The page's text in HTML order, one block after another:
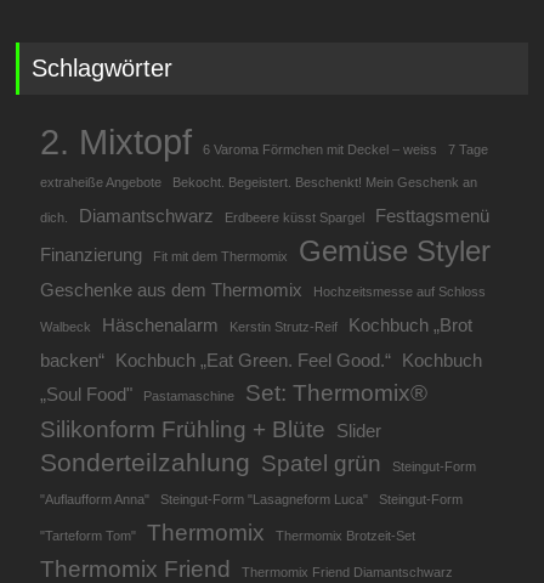
Schlagwörter
2. Mixtopf 6 Varoma Förmchen mit Deckel – weiss 7 Tage
extraheiße Angebote Bekocht. Begeistert. Beschenkt! Mein Geschenk an
dich. Diamantschwarz Erdbeere küsst Spargel
Festtagsmenü
Finanzierung
Fit mit dem Thermomix Gemüse Styler
Geschenke aus dem Thermomix Hochzeitsmesse auf Schloss
Walbeck Häschenalarm Kerstin Strutz-Reif
Kochbuch „Brot
backen“ Kochbuch „Eat Green. Feel Good.“ Kochbuch
„Soul Food"
Pastamaschine
Set: Thermomix®
Silikonform Frühling + Blüte
Slider
Sonderteilzahlung Spatel grün Steingut-Form
"Auflaufform Anna" Steingut-Form "Lasagneform Luca" Steingut-Form
"Tarteform Tom" Thermomix Thermomix Brotzeit-Set
Thermomix Friend Thermomix Friend Diamantschwarz